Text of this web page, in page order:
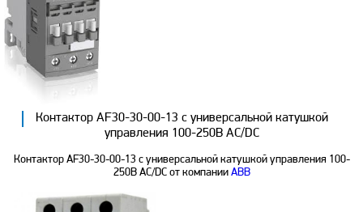
Контактор AF30-30-00-13 с универсальной катушкой
управления 100-250B AC/DC
Контактор AF30-30-00-13 с универсальной катушкой управления 100-
250B AC/DC от компании ABB